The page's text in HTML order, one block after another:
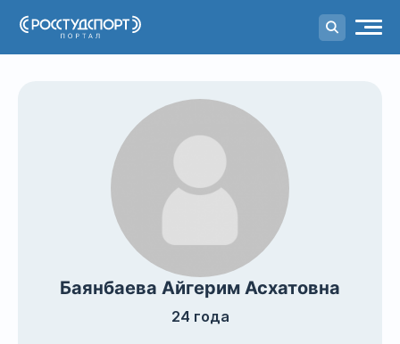
Порталстуденческого спорта
Баянбаева Айгерим Асхатовна
24 года